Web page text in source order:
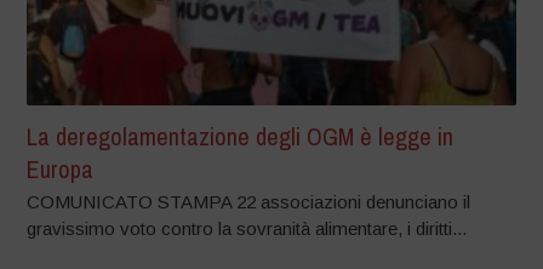
La deregolamentazione degli OGM è legge in
Europa
COMUNICATO STAMPA 22 associazioni denunciano il
gravissimo voto contro la sovranità alimentare, i diritti...